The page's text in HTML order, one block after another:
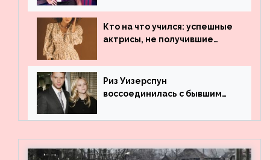
популярности и выложила
архивные фото
Кто на что учился: успешные
актрисы, не получившие
Риз Уизерспун
воссоединилась с бывшим